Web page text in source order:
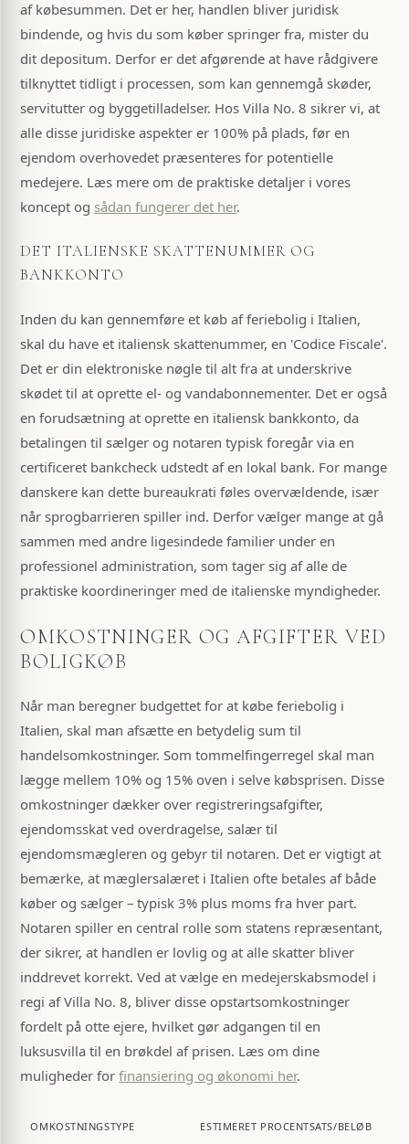
af købesummen. Det er her, handlen bliver juridisk
bindende, og hvis du som køber springer fra, mister du
dit depositum. Derfor er det afgørende at have rådgivere
tilknyttet tidligt i processen, som kan gennemgå skøder,
servitutter og byggetilladelser. Hos Villa No. 8 sikrer vi, at
alle disse juridiske aspekter er 100% på plads, før en
ejendom overhovedet præsenteres for potentielle
medejere. Læs mere om de praktiske detaljer i vores
koncept og sådan fungerer det her.
DET ITALIENSKE SKATTENUMMER OG
BANKKONTO
Inden du kan gennemføre et køb af feriebolig i Italien,
skal du have et italiensk skattenummer, en 'Codice Fiscale'.
Det er din elektroniske nøgle til alt fra at underskrive
skødet til at oprette el- og vandabonnementer. Det er også
en forudsætning at oprette en italiensk bankkonto, da
betalingen til sælger og notaren typisk foregår via en
certificeret bankcheck udstedt af en lokal bank. For mange
danskere kan dette bureaukrati føles overvældende, især
når sprogbarrieren spiller ind. Derfor vælger mange at gå
sammen med andre ligesindede familier under en
professionel administration, som tager sig af alle de
praktiske koordineringer med de italienske myndigheder.
OMKOSTNINGER OG AFGIFTER VED
BOLIGKØB
Når man beregner budgettet for at købe feriebolig i
Italien, skal man afsætte en betydelig sum til
handelsomkostninger. Som tommelfingerregel skal man
lægge mellem 10% og 15% oven i selve købsprisen. Disse
omkostninger dækker over registreringsafgifter,
ejendomsskat ved overdragelse, salær til
ejendomsmægleren og gebyr til notaren. Det er vigtigt at
bemærke, at mæglersalæret i Italien ofte betales af både
køber og sælger – typisk 3% plus moms fra hver part.
Notaren spiller en central rolle som statens repræsentant,
der sikrer, at handlen er lovlig og at alle skatter bliver
inddrevet korrekt. Ved at vælge en medejerskabsmodel i
regi af Villa No. 8, bliver disse opstartsomkostninger
fordelt på otte ejere, hvilket gør adgangen til en
luksusvilla til en brøkdel af prisen. Læs om dine
muligheder forfinansiering og økonomi her.
OMKOSTNINGSTYPE ESTIMERET PROCENTSATS/BELØB